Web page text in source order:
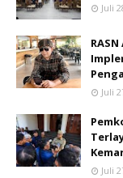
Juli
Juli
Juli